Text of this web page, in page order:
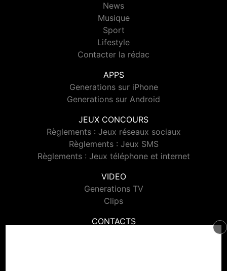
News
Musique
Sport
Lifestyle
Contacter la rédac
APPS
Generations sur iPhone
Generations sur Android
JEUX CONCOURS
Règlements : Jeux réseaux sociaux
Règlements : Jeux SMS
Règlements : Jeux téléphone et internet
VIDEO
Generations TV
Clips
CONTACTS